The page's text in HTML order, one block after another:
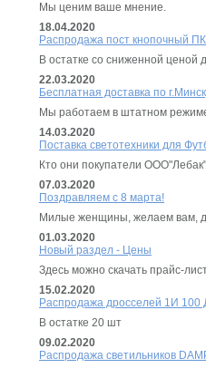
Мы ценим ваше мнение.
18.04.2020
Распродажа пост кнопочный
В остатке со сниженной ценой
22.03.2020
Бесплатная доставка по
Мы работаем в штатном
14.03.2020
Поставка светотехники для
Кто они покупатели
07.03.2020
Поздравляем с 8 марта!
Милые женщины, желаем вам,
01.03.2020
Новый раздел - Цены
Здесь можно скачать прайс-
15.02.2020
Распродажа дросселей 1И
В остатке 20 шт
09.02.2020
Распродажа светильников